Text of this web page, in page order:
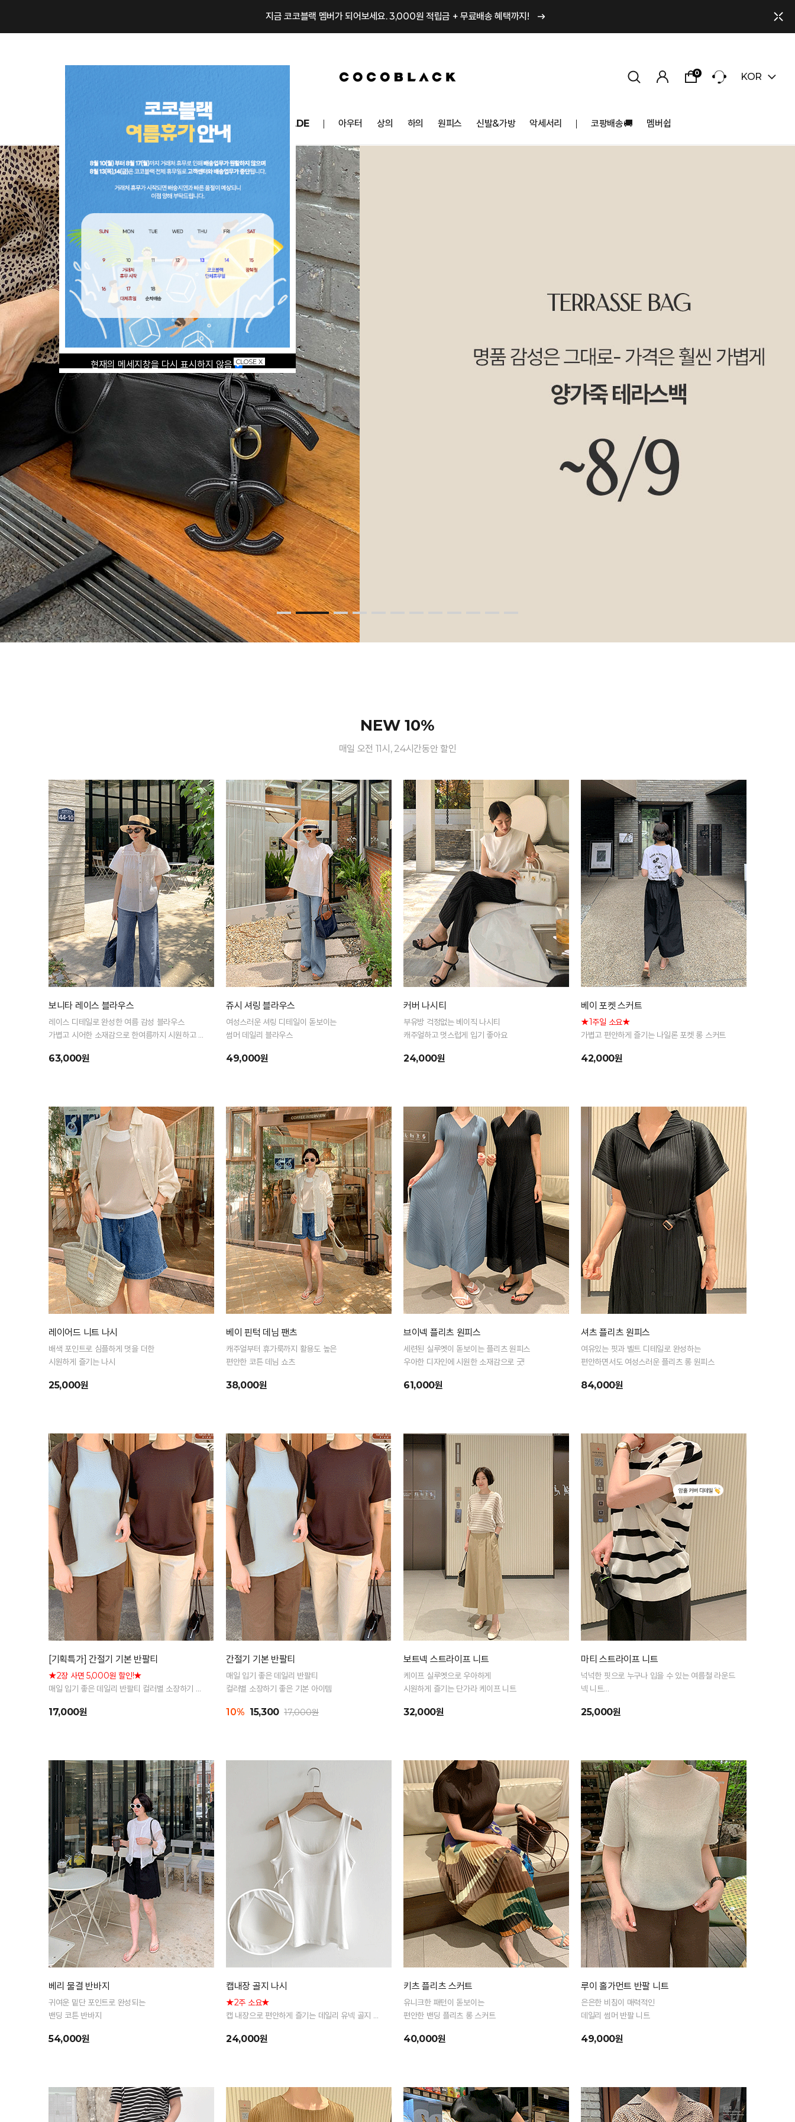
지금 코코블랙 멤버가 되어보세요. 3,000원 적립금 + 무료배송 혜택까지!
0 KOR
NEW10% BEST30 COCOMADE 아우터 상의 하의 원피스 신발&가방 악세서리 코팡배송🚚 멤버쉽
NEW 10%
매일 오전 11시, 24시간동안 할인
보니타 레이스 블라우스
레이스 디테일로 완성한 여름 감성 블라우스
가볍고 시어한 소재감으로 한여름까지 시원하고 여
63,000원
쥬시 셔링 블라우스
여성스러운 셔링 디테일이 돋보이는
썸머 데일리 블라우스
49,000원
커버 나시티
부유방 걱정없는 베이직 나시티
캐주얼하고 멋스럽게 입기 좋아요
24,000원
베이 포켓 스커트
★1주일 소요★
가볍고 편안하게 즐기는 나일론 포켓 롱 스커트
42,000원
레이어드 니트 나시
배색 포인트로 심플하게 멋을 더한
시원하게 즐기는 나시
25,000원
베이 핀턱 데님 팬츠
캐주얼부터 휴가룩까지 활용도 높은
편안한 코튼 데님 쇼츠
38,000원
브이넥 플리츠 원피스
세련된 실루엣이 돋보이는 플리츠 원피스
우아한 디자인에 시원한 소재감으로 굿!
61,000원
셔츠 플리츠 원피스
여유있는 핏과 벨트 디테일로 완성하는
편안하면서도 여성스러운 플리츠 롱 원피스
84,000원
[기획특가] 간절기 기본 반팔티
★2장 사면 5,000원 할인!★
매일 입기 좋은 데일리 반팔티 컬러별 소장하기 좋
17,000원
간절기 기본 반팔티
매일 입기 좋은 데일리 반팔티
컬러별 소장하기 좋은 기본 아이템
10% 15,300 17,000원
보트넥 스트라이프 니트
케이프 실루엣으로 우아하게
시원하게 즐기는 단가라 케이프 니트
32,000원
마티 스트라이프 니트
넉넉한 핏으로 누구나 입을 수 있는 여름철 라운드
넥 니트
어요
25,000원
베리 물결 반바지
귀여운 밑단 포인트로 완성되는
밴딩 코튼 반바지
54,000원
캡내장 골지 나시
★2주 소요★
캡 내장으로 편안하게 즐기는 데일리 유넥 골지 나
24,000원
키츠 플리츠 스커트
유니크한 패턴이 돋보이는
편안한 밴딩 플리츠 롱 스커트
40,000원
루이 홀가먼트 반팔 니트
은은한 비침이 매력적인
데일리 썸머 반팔 니트
49,000원
현재의 메세지창을 다시 표시하지 않음CLOSE X